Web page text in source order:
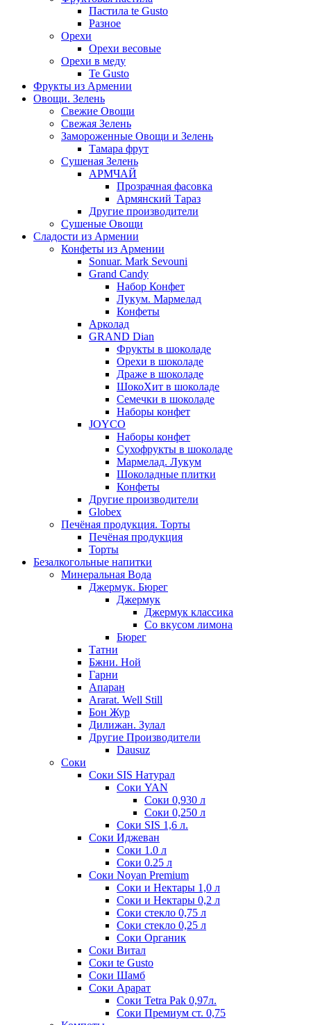
Пастила te Gusto
Разное
Орехи
Орехи весовые
Орехи в меду
Te Gusto
Фрукты из Армении
Овощи. Зелень
Свежие Овощи
Свежая Зелень
Замороженные Овощи и Зелень
Тамара фрут
Сушеная Зелень
АРМЧАЙ
Прозрачная фасовка
Армянский Тараз
Другие производители
Сушеные Овощи
Сладости из Армении
Конфеты из Армении
Sonuar. Mark Sevouni
Grand Candy
Набор Конфет
Лукум. Мармелад
Конфеты
Арколад
GRAND Dian
Фрукты в шоколаде
Орехи в шоколаде
Драже в шоколаде
ШокоХит в шоколаде
Семечки в шоколаде
Наборы конфет
JOYCO
Наборы конфет
Сухофрукты в шоколаде
Мармелад. Лукум
Шоколадные плитки
Конфеты
Другие производители
Globex
Печёная продукция. Торты
Печёная продукция
Торты
Безалкогольные напитки
Минеральная Вода
Джермук. Бюрег
Джермук
Джермук классика
Со вкусом лимона
Бюрег
Татни
Бжни. Ной
Гарни
Апаран
Ararat. Well Still
Бон Жур
Дилижан. Зулал
Другие Производители
Dausuz
Соки
Соки SIS Натурал
Соки YAN
Соки 0,930 л
Соки 0,250 л
Соки SIS 1,6 л.
Соки Иджеван
Соки 1.0 л
Соки 0.25 л
Соки Noyan Premium
Соки и Нектары 1,0 л
Соки и Нектары 0,2 л
Соки стекло 0,75 л
Соки стекло 0,25 л
Соки Органик
Соки Витал
Соки te Gusto
Соки Шамб
Соки Арарат
Соки Tetra Pak 0,97л.
Соки Премиум ст. 0,75